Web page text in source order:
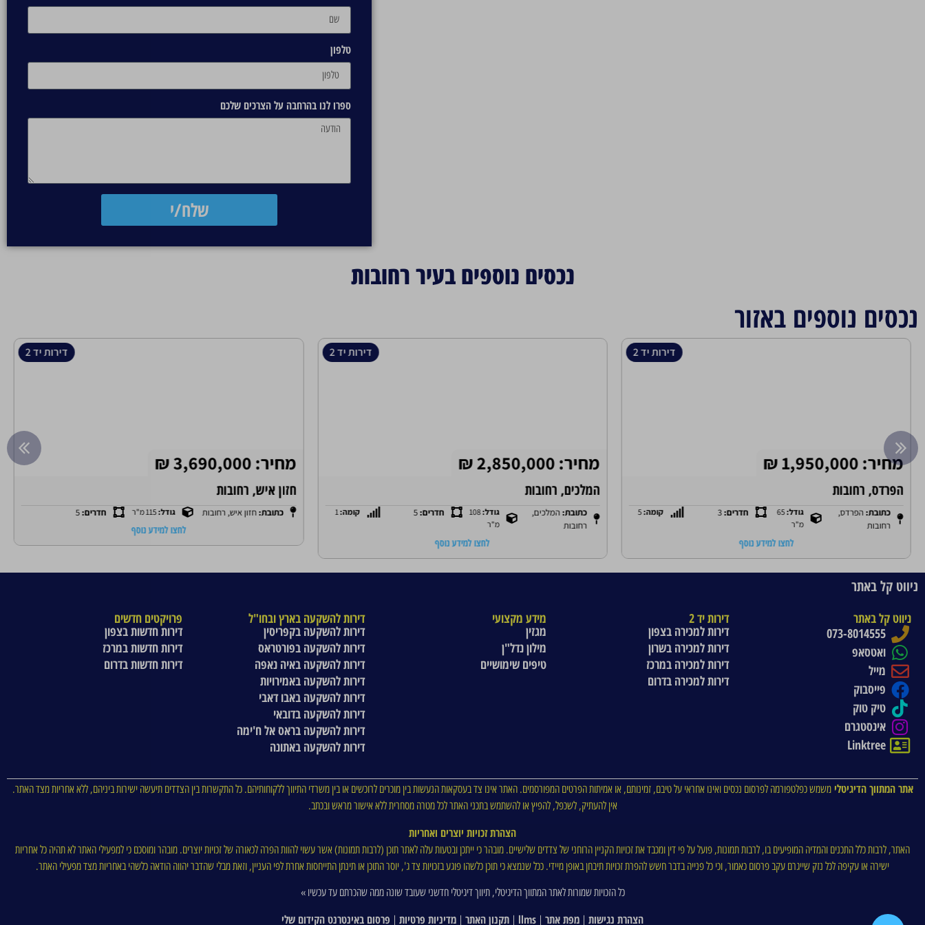
טלפון
ספרו לנו בהרחבה על הצרכים שלכם
שלח/י
נכסים נוספים בעיר רחובות
נכסים נוספים באזור
דירות יד 2
מחיר: 1,950,000 ₪
הפרדס, רחובות
כתובת:הפרדס,
רחובות
גודל:65
מ"ר
חדרים:3 קומה:5
לחצו למידע נוסף
דירות יד 2
מחיר: 2,850,000 ₪
המלכים, רחובות
כתובת:המלכים,
רחובות
גודל:108
מ"ר
חדרים:5 קומה: 1
לחצו למידע נוסף
דירות יד 2
מחיר: 3,690,000 ₪
חזון איש, רחובות
כתובת:חזון איש, רחובות גודל:115 מ"ר חדרים:5
לחצו למידע נוסף
ניווט קל באתר
ניווט קל באתר
073-8014555
ואטסאפ
מייל
פייסבוק
טיק טוק
אינסטגרם
Linktree
דירות יד 2
דירות למכירה בצפון
דירות למכירה בשרון
דירות למכירה במרכז
דירות למכירה בדרום
מידע מקצועי
מגזין
מילון נדל"ן
טיפים שימושיים
דירות להשקעה בארץ ובחו"ל
דירות להשקעה בקפריסין
דירות להשקעה בפורטראס
דירות להשקעה באיה נאפה
דירות להשקעה באמירויות
דירות להשקעה באבו דאבי
דירות להשקעה בדובאי
דירות להשקעה בראס אל ח'ימה
דירות להשקעה באתונה
פרויקטים חדשים
דירות חדשות בצפון
דירות חדשות במרכז
דירות חדשות בדרום
אתר המתווך הדיגיטלימשמש כפלטפורמה לפרסום נכסים ואינו אחראי על טיבם, זמינותם, או אמיתות הפרטים המפורסמים. האתר אינו צד בעסקאות הנעשות בין מוכרים לרוכשים או בין משרדי התיווך ללקוחותיהם. כל התקשרות בין הצדדים תיעשה ישירות ביניהם, ללא אחריות מצד האתר.
אין להעתיק, לשכפל, להפיץ או להשתמש בתכני האתר לכל מטרה מסחרית ללא אישור מראש ובכתב.
הצהרת זכויות יוצרים ואחריות
האתר, לרבות כלל התכנים והמדיה המופיעים בו, לרבות תמונות, פועל על פי דין ומכבד את זכויות הקניין הרוחני של צדדים שלישיים. מובהר כי ייתכן ובטעות עלה לאתר תוכן (לרבות תמונות) אשר עשוי להוות הפרה לכאורה של זכויות יוצרים. מובהר ומוסכם כי למפעילי האתר לא תהיה כל אחריות
ישירה או עקיפה לכל נזק שייגרם עקב פרסום כאמור, וכי כל פנייה בדבר חשש להפרת זכויות תיבחן באופן מיידי. ככל שנמצא כי תוכן כלשהו פוגע בזכויות צד ג', יוסר התוכן או תינתן התייחסות אחרת לפי העניין, וזאת מבלי שהדבר יהווה הודאה כלשהי באחריות מצד מפעילי האתר.
כל הזכויות שמורות לאתר המתווך הדיגיטלי, תיווך דיגיטלי חדשני שעובד שונה ממה שהכרתם עד עכשיו »
הצהרת נגישות | מפת אתר |
llms
| תקנון האתר | מדיניות פרטיות | פרסום באינטרנט הקידום שלי